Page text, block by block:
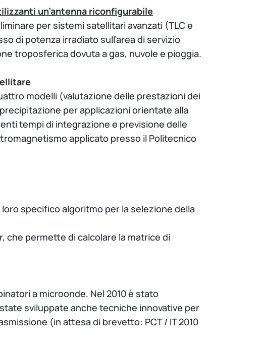
un’antenna riconfigurabile
per sistemi satellitari avanzati (TLC e
di potenza irradiato sull’area di servizio
troposferica dovuta a gas, nuvole e pioggia.
modelli (valutazione delle prestazioni dei
per applicazioni orientate alla
tempi di integrazione e previsione delle
applicato presso il Politecnico
specifico algoritmo per la selezione della
che permette di calcolare la matrice di
a microonde. Nel 2010 è stato
sviluppate anche tecniche innovative per
(in attesa di brevetto: PCT / IT 2010